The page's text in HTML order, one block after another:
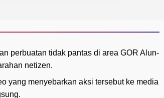
perbuatan tidak pantas di area GOR Alun-
netizen.
yang menyebarkan aksi tersebut ke media